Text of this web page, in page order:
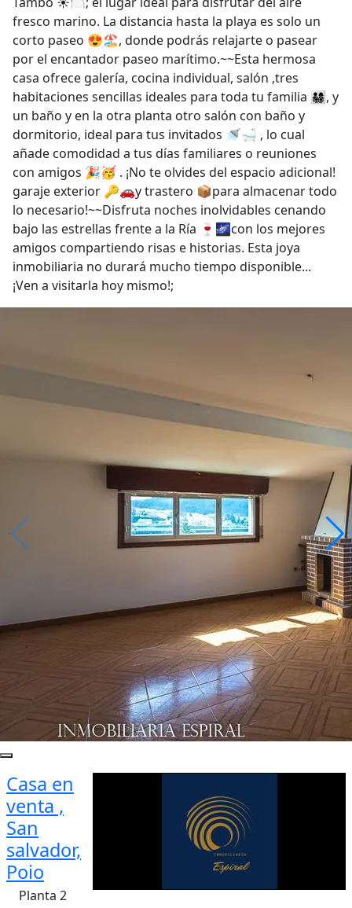
fresco marino. La distancia hasta la playa es solo un
corto paseo 😍🏖️, donde podrás relajarte o pasear
por el encantador paseo marítimo.~~Esta hermosa
casa ofrece galería, cocina individual, salón ,tres
habitaciones sencillas ideales para toda tu familia 👨‍👩‍👧‍👦, y
un baño y en la otra planta otro salón con baño y
dormitorio, ideal para tus invitados 🚿🛁 , lo cual
añade comodidad a tus días familiares o reuniones
con amigos 🎉🥳 . ¡No te olvides del espacio adicional!
garaje exterior 🔑🚗y trastero 📦para almacenar todo
lo necesario!~~Disfruta noches inolvidables cenando
bajo las estrellas frente a la Ría 🍷🌌con los mejores
amigos compartiendo risas e historias. Esta joya
inmobiliaria no durará mucho tiempo disponible...
¡Ven a visitarla hoy mismo!;
Casa en
venta ,
San
salvador,
Poio
Planta 2